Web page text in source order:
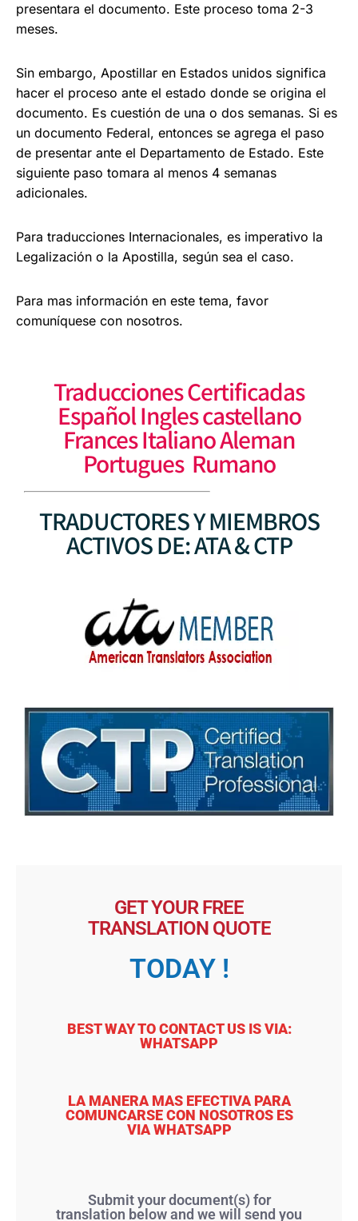
presentara el documento. Este proceso toma 2-3
meses.
Sin embargo, Apostillar en Estados unidos significa
hacer el proceso ante el estado donde se origina el
documento. Es cuestión de una o dos semanas. Si es
un documento Federal, entonces se agrega el paso
de presentar ante el Departamento de Estado. Este
siguiente paso tomara al menos 4 semanas
adicionales.
Para traducciones Internacionales, es imperativo la
Legalización o la Apostilla, según sea el caso.
Para mas información en este tema, favor
comuníquese con nosotros.
Traducciones Certificadas
Español Ingles castellano
Frances Italiano Aleman
Portugues Rumano
TRADUCTORES Y MIEMBROS
ACTIVOS DE: ATA & CTP
GET YOUR FREE
TRANSLATION QUOTE
TODAY !
BEST WAY TO CONTACT US IS VIA:
WHATSAPP
LA MANERA MAS EFECTIVA PARA
COMUNCARSE CON NOSOTROS ES
VIA WHATSAPP
Submit your document(s) for
translation below and we will send you